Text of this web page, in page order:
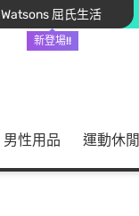
Watsons 屈氏生活
新登場!!
男性用品 運動休閒